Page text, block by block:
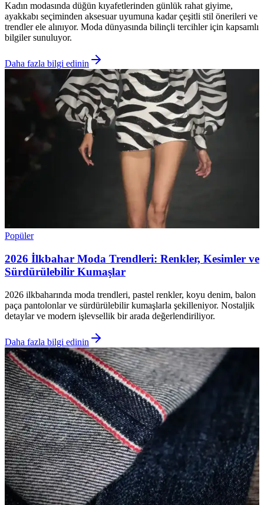
Kadın modasında düğün kıyafetlerinden günlük rahat giyime,
ayakkabı seçiminden aksesuar uyumuna kadar çeşitli stil önerileri ve
trendler ele alınıyor. Moda dünyasında bilinçli tercihler için kapsamlı
bilgiler sunuluyor.
Daha fazla bilgi edinin
Popüler
2026 İlkbahar Moda Trendleri: Renkler, Kesimler ve
Sürdürülebilir Kumaşlar
2026 ilkbaharında moda trendleri, pastel renkler, koyu denim, balon
paça pantolonlar ve sürdürülebilir kumaşlarla şekilleniyor. Nostaljik
detaylar ve modern işlevsellik bir arada değerlendiriliyor.
Daha fazla bilgi edinin